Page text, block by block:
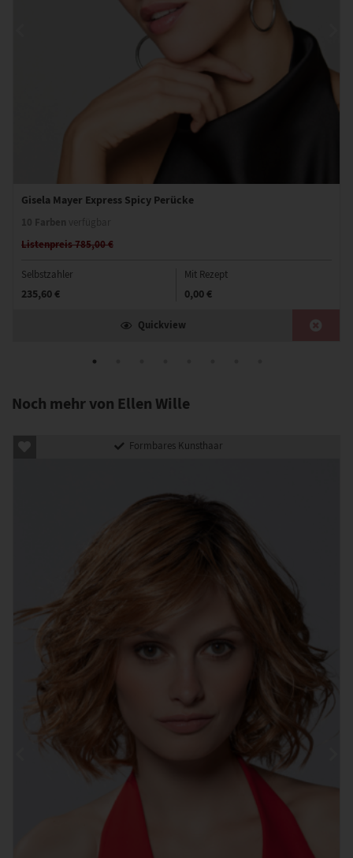
Gisela Mayer Express Spicy Perücke
Listenpreis 785,00 €
Selbstzahler
235,60 €
Mit Rezept
0,00 €
Quickview
Noch mehr von Ellen Wille
Formbares Kunsthaar